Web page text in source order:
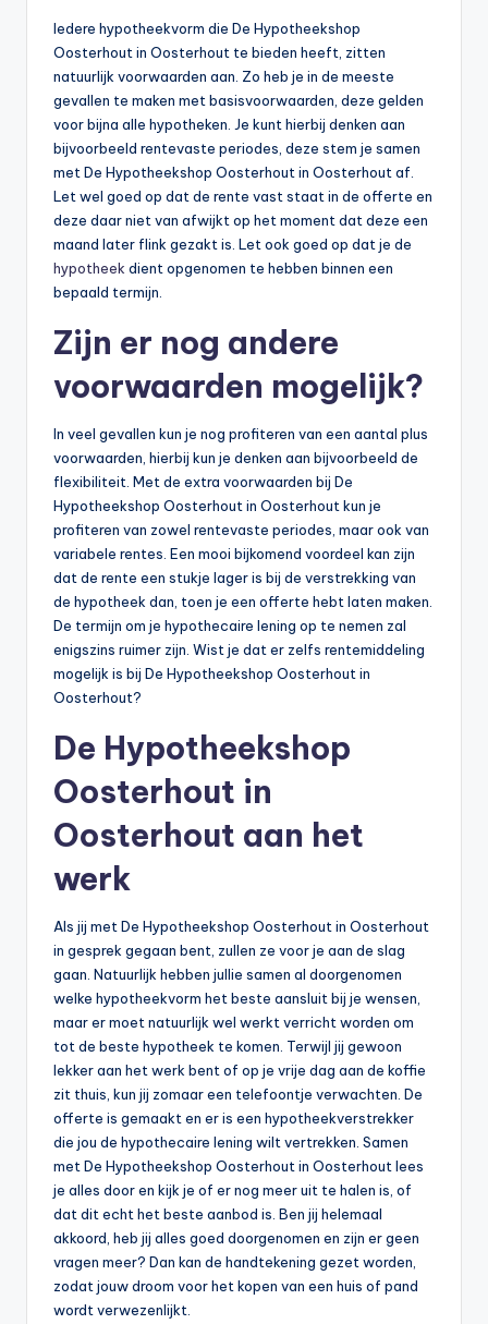
Iedere hypotheekvorm die De Hypotheekshop
Oosterhout in Oosterhout te bieden heeft, zitten
natuurlijk voorwaarden aan. Zo heb je in de meeste
gevallen te maken met basisvoorwaarden, deze gelden
voor bijna alle hypotheken. Je kunt hierbij denken aan
bijvoorbeeld rentevaste periodes, deze stem je samen
met De Hypotheekshop Oosterhout in Oosterhout af.
Let wel goed op dat de rente vast staat in de offerte en
deze daar niet van afwijkt op het moment dat deze een
maand later flink gezakt is. Let ook goed op dat je de
hypotheek dient opgenomen te hebben binnen een
bepaald termijn.
Zijn er nog andere
voorwaarden mogelijk?
In veel gevallen kun je nog profiteren van een aantal plus
voorwaarden, hierbij kun je denken aan bijvoorbeeld de
flexibiliteit. Met de extra voorwaarden bij De
Hypotheekshop Oosterhout in Oosterhout kun je
profiteren van zowel rentevaste periodes, maar ook van
variabele rentes. Een mooi bijkomend voordeel kan zijn
dat de rente een stukje lager is bij de verstrekking van
de hypotheek dan, toen je een offerte hebt laten maken.
De termijn om je hypothecaire lening op te nemen zal
enigszins ruimer zijn. Wist je dat er zelfs rentemiddeling
mogelijk is bij De Hypotheekshop Oosterhout in
Oosterhout?
De Hypotheekshop
Oosterhout in
Oosterhout aan het
werk
Als jij met De Hypotheekshop Oosterhout in Oosterhout
in gesprek gegaan bent, zullen ze voor je aan de slag
gaan. Natuurlijk hebben jullie samen al doorgenomen
welke hypotheekvorm het beste aansluit bij je wensen,
maar er moet natuurlijk wel werkt verricht worden om
tot de beste hypotheek te komen. Terwijl jij gewoon
lekker aan het werk bent of op je vrije dag aan de koffie
zit thuis, kun jij zomaar een telefoontje verwachten. De
offerte is gemaakt en er is een hypotheekverstrekker
die jou de hypothecaire lening wilt vertrekken. Samen
met De Hypotheekshop Oosterhout in Oosterhout lees
je alles door en kijk je of er nog meer uit te halen is, of
dat dit echt het beste aanbod is. Ben jij helemaal
akkoord, heb jij alles goed doorgenomen en zijn er geen
vragen meer? Dan kan de handtekening gezet worden,
zodat jouw droom voor het kopen van een huis of pand
wordt verwezenlijkt.